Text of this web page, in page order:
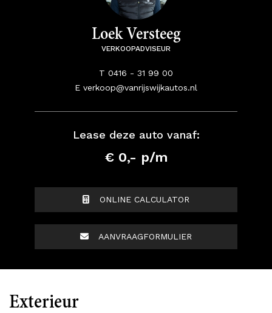
Loek Versteeg
VERKOOPADVISEUR
T 0416 - 31 99 00
E verkoop@vanrijswijkautos.nl
Lease deze auto vanaf:
€ 0,- p/m
ONLINE CALCULATOR
AANVRAAGFORMULIER
Exterieur